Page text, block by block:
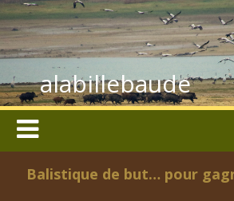
alabillebaude
Balistique de but… pour